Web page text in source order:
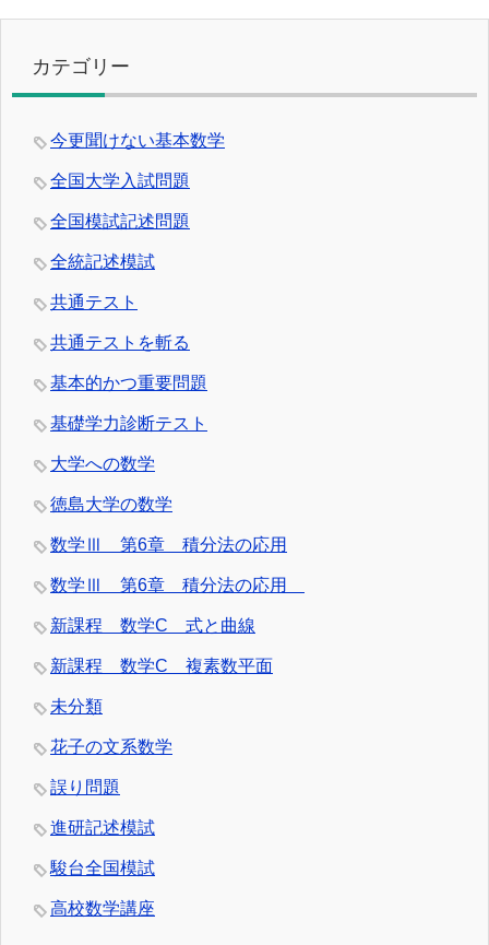
カテゴリー
今更聞けない基本数学
全国大学入試問題
全国模試記述問題
全統記述模試
共通テスト
共通テストを斬る
基本的かつ重要問題
基礎学力診断テスト
大学への数学
徳島大学の数学
数学Ⅲ 第6章 積分法の応用
数学Ⅲ 第6章 積分法の応用
新課程 数学C 式と曲線
新課程 数学C 複素数平面
未分類
花子の文系数学
誤り問題
進研記述模試
駿台全国模試
高校数学講座